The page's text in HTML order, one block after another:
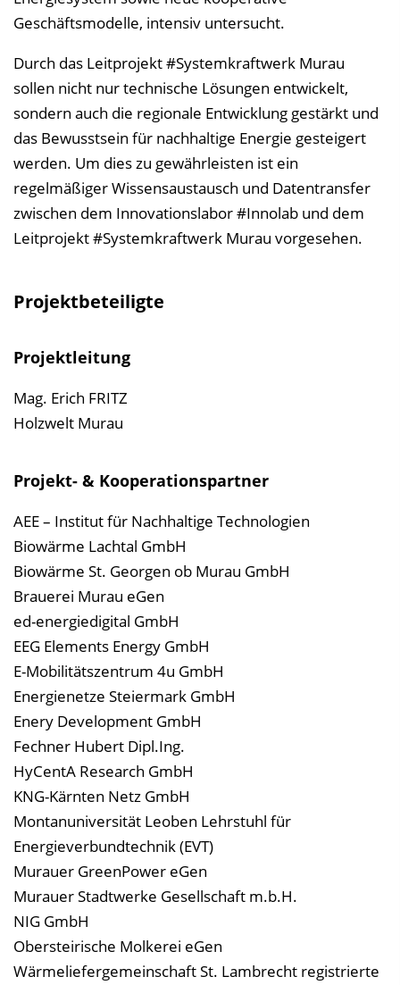
Geschäftsmodelle, intensiv untersucht.
Durch das Leitprojekt #Systemkraftwerk Murau
sollen nicht nur technische Lösungen entwickelt,
sondern auch die regionale Entwicklung gestärkt und
das Bewusstsein für nachhaltige Energie gesteigert
werden. Um dies zu gewährleisten ist ein
regelmäßiger Wissensaustausch und Datentransfer
zwischen dem Innovationslabor #Innolab und dem
Leitprojekt #Systemkraftwerk Murau vorgesehen.
Projektbeteiligte
Projektleitung
Mag. Erich FRITZ
Holzwelt Murau
Projekt- & Kooperationspartner
AEE – Institut für Nachhaltige Technologien
Biowärme Lachtal GmbH
Biowärme St. Georgen ob Murau GmbH
Brauerei Murau eGen
ed-energiedigital GmbH
EEG Elements Energy GmbH
E-Mobilitätszentrum 4u GmbH
Energienetze Steiermark GmbH
Enery Development GmbH
Fechner Hubert Dipl.Ing.
HyCentA Research GmbH
KNG-Kärnten Netz GmbH
Montanuniversität Leoben Lehrstuhl für
Energieverbundtechnik (EVT)
Murauer GreenPower eGen
Murauer Stadtwerke Gesellschaft m.b.H.
NIG GmbH
Obersteirische Molkerei eGen
Wärmeliefergemeinschaft St. Lambrecht registrierte